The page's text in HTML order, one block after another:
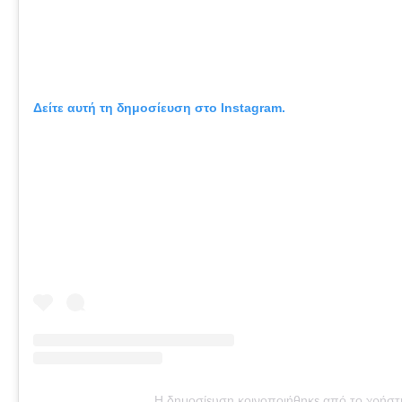
Δείτε αυτή τη δημοσίευση στο Instagram.